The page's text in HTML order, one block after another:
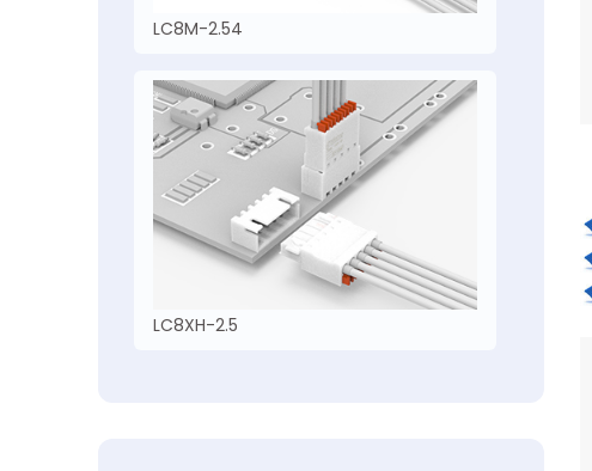
LC8M-2.54
LC8XH-2.5